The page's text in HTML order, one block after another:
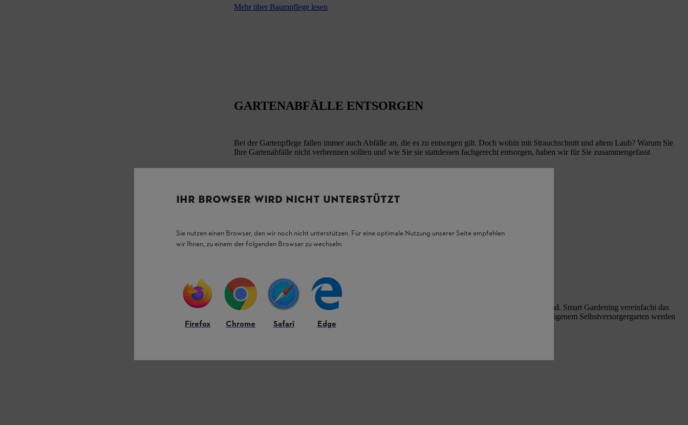
Mehr über Baumpflege lesen
GARTENABFÄLLE ENTSORGEN
Bei der Gartenpflege fallen immer auch Abfälle an, die es zu entsorgen gilt. Doch wohin mit Strauchschnitt und altem Laub? Warum Sie
Ihre Gartenabfälle nicht verbrennen sollten und wie Sie sie stattdessen fachgerecht entsorgen, haben wir für Sie zusammengefasst
Dieses Jahr bietet viele Trends im Garten – dabei stehen Nachhaltigkeit und Technik im Vordergrund. Smart Gardening vereinfacht das
Gärtnern und sorgt zum Beispiel für eine optimale Bewässerung. Dank Regenwassernutzung und eigenem Selbstversorgergarten werden
vorhandene Ressourcen ausgeschöpft.
IHR BROWSER WIRD NICHT UNTERSTÜTZT
Sie nutzen einen Browser, den wir noch nicht unterstützen. Für eine optimale Nutzung unserer Seite empfehlen
wir Ihnen, zu einem der folgenden Browser zu wechseln:
Firefox Chrome Safari Edge